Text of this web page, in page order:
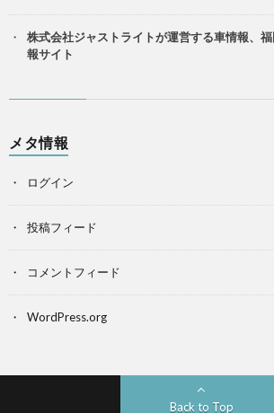
株式会社ジャストライトが運営する車情報、
報サイト
メタ情報
ログイン
投稿フィード
コメントフィード
WordPress.org
Back to Top